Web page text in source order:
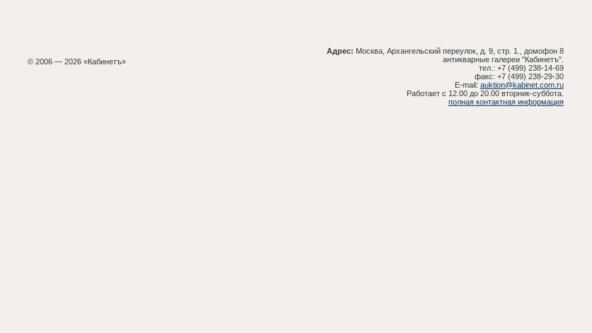
Адрес: Москва, Архангельский переулок, д. 9, стр. 1., домофон 8
антикварные галереи "Кабинетъ".
тел.: +7 (499) 238-14-69
факс: +7 (499) 238-29-30
E-mail: auktion@kabinet.com.ru
Работает с 12.00 до 20.00 вторник-суббота.
полная контактная информация
© 2006 — 2026 «Кабинетъ»